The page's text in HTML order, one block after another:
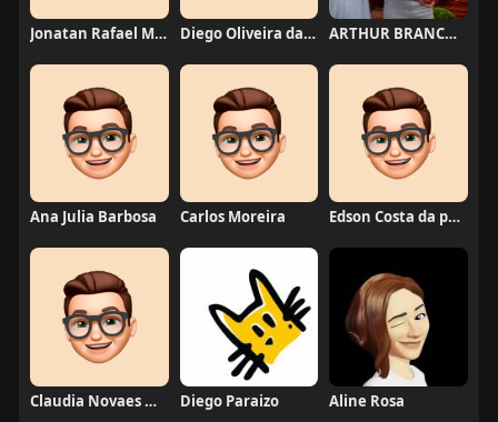
Jonatan Rafael Mello Diego Oliveira da Motta ARTHUR BRANCO FERNANDES
Ana Julia Barbosa Carlos Moreira Edson Costa da paixão
Claudia Novaes Novaes Diego Paraizo Aline Rosa